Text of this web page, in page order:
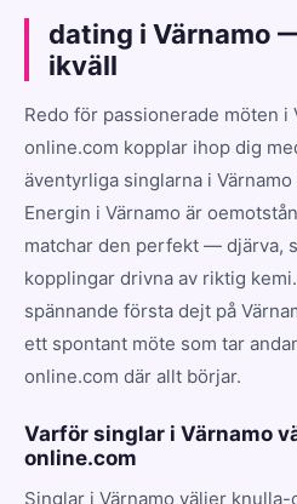
dating i Värnamo
ikväll
Redo för passionerade möten i
online.com kopplar ihop dig
äventyrliga singlarna i
Energin i Värnamo är
matchar den perfekt — djärva,
kopplingar drivna av riktig
spännande första dejt på
ett spontant möte som tar
online.com där allt börjar.
Varför singlar i Värnamo
online.com
Singlar i Värnamo väljer